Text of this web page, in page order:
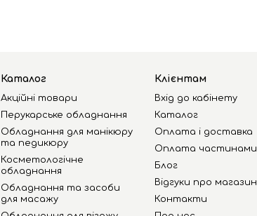
Каталог
Акційні товари
Перукарське обладнання
Обладнання для манікюру
та педикюру
Косметологічне
обладнання
Обладнання та засоби
для масажу
Клієнтам
Вхід до кабінету
Каталог
Оплата і доставка
Оплата частинами
Блог
Відгуки про магазин
Контакти